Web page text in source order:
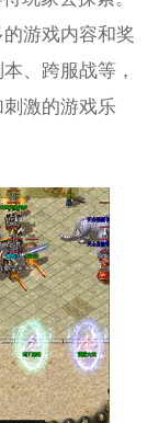
游戏内容和奖
、跨服战等，
激的游戏乐